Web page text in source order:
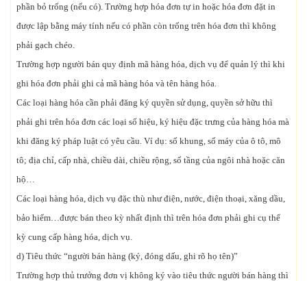
phần bỏ trống (nếu có). Trường hợp hóa đơn tự in hoặc hóa đơn đặt in
được lập bằng máy tính nếu có phần còn trống trên hóa đơn thì không
phải gạch chéo.
Trường hợp người bán quy định mã hàng hóa, dịch vụ để quản lý thì khi
ghi hóa đơn phải ghi cả mã hàng hóa và tên hàng hóa.
Các loại hàng hóa cần phải đăng ký quyền sử dụng, quyền sở hữu thì
phải ghi trên hóa đơn các loại số hiệu, ký hiệu đặc trưng của hàng hóa mà
khi đăng ký pháp luật có yêu cầu. Ví dụ: số khung, số máy của ô tô, mô
tô; địa chỉ, cấp nhà, chiều dài, chiều rộng, số tầng của ngôi nhà hoặc căn
hộ…
Các loại hàng hóa, dịch vụ đặc thù như điện, nước, điện thoại, xăng dầu,
bảo hiểm…được bán theo kỳ nhất định thì trên hóa đơn phải ghi cụ thể
kỳ cung cấp hàng hóa, dịch vụ.
d) Tiêu thức “người bán hàng (ký, đóng dấu, ghi rõ họ tên)”
Trường hợp thủ trưởng đơn vị không ký vào tiêu thức người bán hàng thì